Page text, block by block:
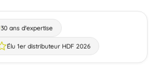
30 ans d'expertise
Élu 1er distributeur HDF 2026